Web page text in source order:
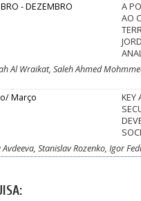
- DEZEMBRO
A
AO
Al Wraikat, Saleh Ahmed
Março
KEY
Stanislav Rozenko, Igor